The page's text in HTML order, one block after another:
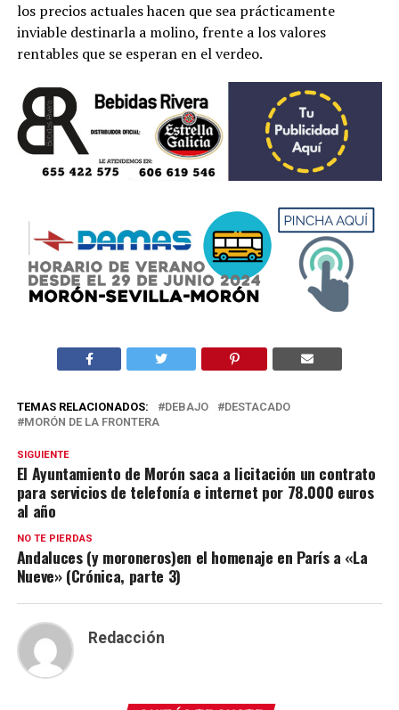
los precios actuales hacen que sea prácticamente
inviable destinarla a molino, frente a los valores
rentables que se esperan en el verdeo.
TEMAS RELACIONADOS: DEBAJO
DESTACADO
MORÓN DE LA FRONTERA
SIGUIENTE
El Ayuntamiento de Morón saca a licitación un contrato
para servicios de telefonía e internet por 78.000 euros
al año
NO TE PIERDAS
Andaluces (y moroneros)en el homenaje en París a «La
Nueve» (Crónica, parte 3)
Redacción